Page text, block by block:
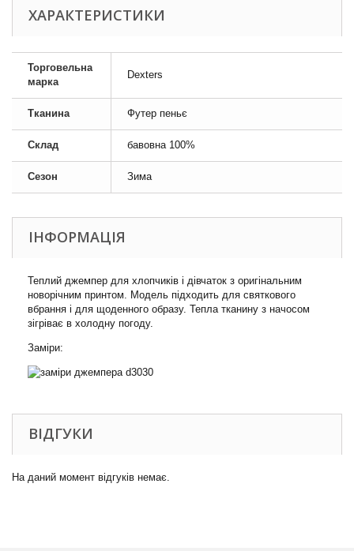
ХАРАКТЕРИСТИКИ
Торговельна
марка
Dexters
Тканина Футер пеньє
Склад бавовна 100%
Сезон Зима
ІНФОРМАЦІЯ
Теплий джемпер для хлопчиків і дівчаток з оригінальним
новорічним принтом. Модель підходить для святкового
вбрання і для щоденного образу. Тепла тканину з начосом
зігріває в холодну погоду.
Заміри:
ВІДГУКИ
На даний момент відгуків немає.